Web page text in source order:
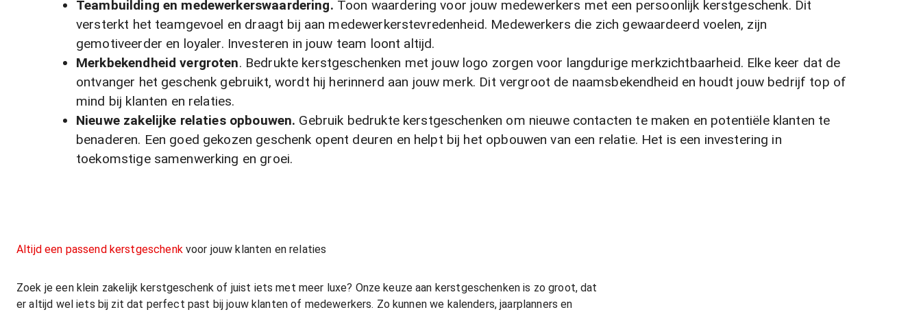
Teambuilding en medewerkerswaardering. Toon waardering voor jouw medewerkers met een persoonlijk kerstgeschenk. Dit
versterkt het teamgevoel en draagt bij aan medewerkerstevredenheid. Medewerkers die zich gewaardeerd voelen, zijn
gemotiveerder en loyaler. Investeren in jouw team loont altijd.
Merkbekendheid vergroten. Bedrukte kerstgeschenken met jouw logo zorgen voor langdurige merkzichtbaarheid. Elke keer dat de
ontvanger het geschenk gebruikt, wordt hij herinnerd aan jouw merk. Dit vergroot de naamsbekendheid en houdt jouw bedrijf top of
mind bij klanten en relaties.
Nieuwe zakelijke relaties opbouwen. Gebruik bedrukte kerstgeschenken om nieuwe contacten te maken en potentiële klanten te
benaderen. Een goed gekozen geschenk opent deuren en helpt bij het opbouwen van een relatie. Het is een investering in
toekomstige samenwerking en groei.
Altijd een passend kerstgeschenkvoor jouw klanten en relaties
Zoek je een klein zakelijk kerstgeschenk of juist iets met meer luxe? Onze keuze aan kerstgeschenken is zo groot, dat
er altijd wel iets bij zit dat perfect past bij jouw klanten of medewerkers. Zo kunnen we kalenders, jaarplanners en